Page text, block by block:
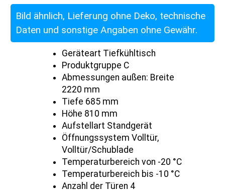
Bild ähnlich, Lieferung ohne Deko, technische
Daten und sonstige Angaben ohne Gewähr.
Geräteart Tiefkühltisch
Produktgruppe C
Abmessungen außen: Breite
2220 mm
Tiefe 685 mm
Höhe 810 mm
Aufstellart Standgerät
Öffnungssystem Volltür,
Volltür/Schublade
Temperaturbereich von -20 °C
Temperaturbereich bis -10 °C
Anzahl der Türen 4